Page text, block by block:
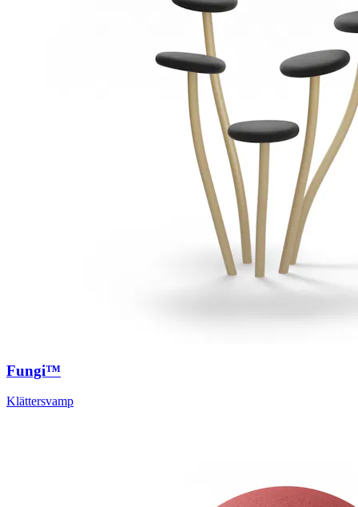
Fungi™
Klättersvamp